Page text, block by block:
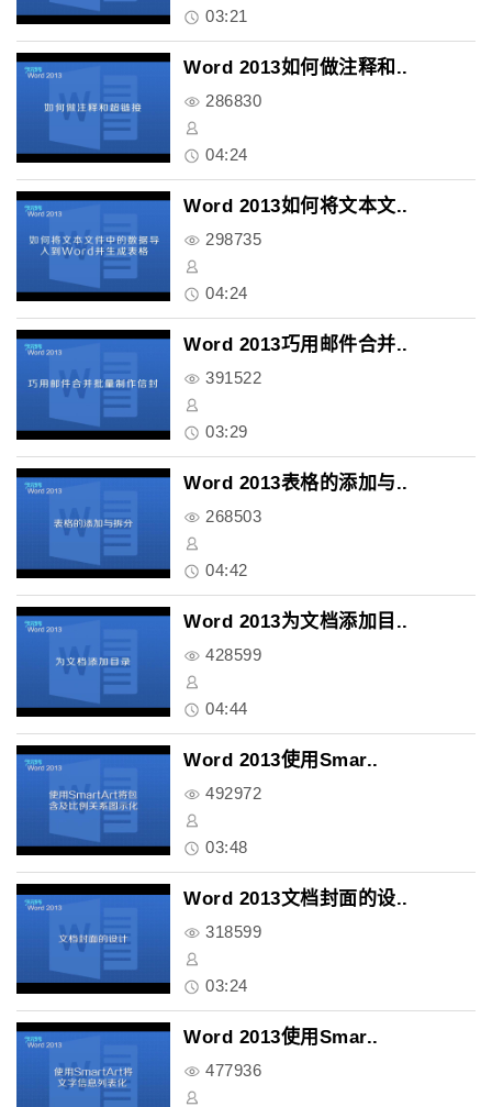
03:21
Word 2013如何做注释和..
286830
04:24
Word 2013如何将文本文..
298735
04:24
Word 2013巧用邮件合并..
391522
03:29
Word 2013表格的添加与..
268503
04:42
Word 2013为文档添加目..
428599
04:44
Word 2013使用Smar..
492972
03:48
Word 2013文档封面的设..
318599
03:24
Word 2013使用Smar..
477936